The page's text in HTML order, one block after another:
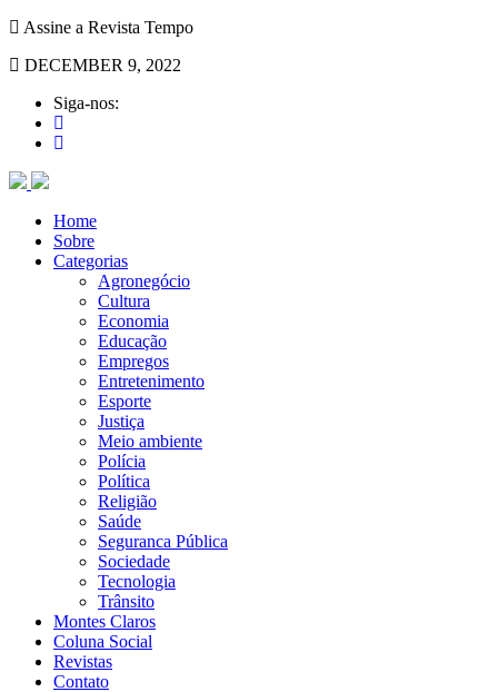
Assine a Revista Tempo
DECEMBER 9, 2022
Siga-nos:
Home
Sobre
Categorias
Agronegócio
Cultura
Economia
Educação
Empregos
Entretenimento
Esporte
Justiça
Meio ambiente
Polícia
Política
Religião
Saúde
Seguranca Pública
Sociedade
Tecnologia
Trânsito
Montes Claros
Coluna Social
Revistas
Contato